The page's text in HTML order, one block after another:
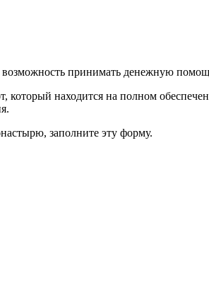
принимать денежную
который находится на полном
заполните эту форму.